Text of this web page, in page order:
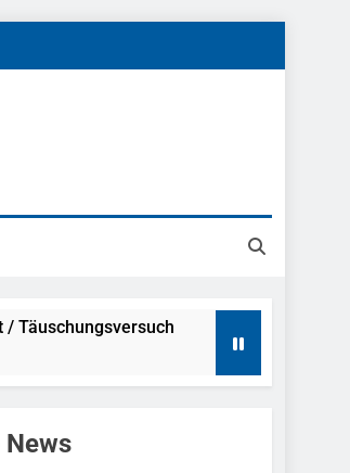
/ Täuschungsversuch
Belästigung